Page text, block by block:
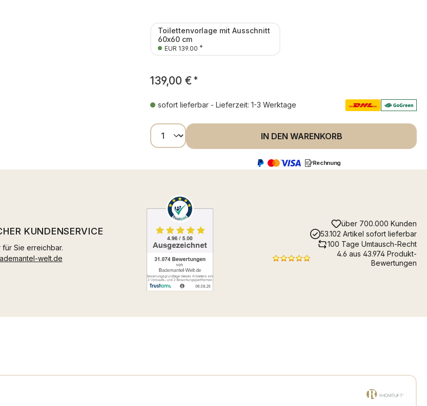
Toilettenvorlage mit Ausschnitt
60x60 cm
EUR 139.00 *
139,00 € *
sofort lieferbar - Lieferzeit: 1-3 Werktage
Produkt Anzahl: Gib den gewünschten Wert
IN DEN WARENKORB
Rechnung
KUNDENSERVICE
Sie erreichbar.
welt.de
über 700.000 Kunden
53.102 Artikel sofort lieferbar
100 Tage Umtausch-Recht
4.6 aus 43.974 Produkt-
Bewertungen